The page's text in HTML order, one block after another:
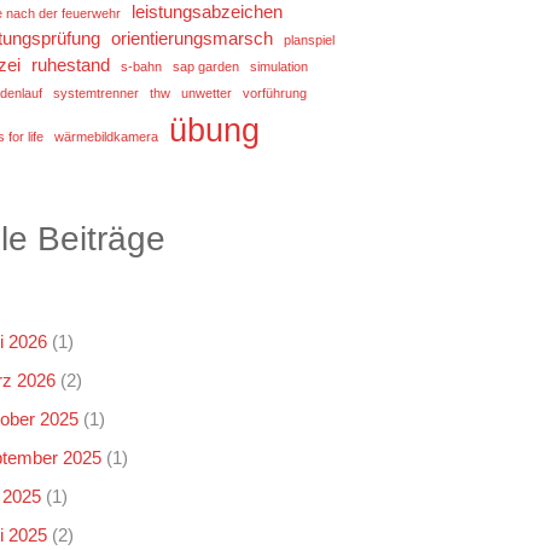
nach der feuerwehr
leistungsabzeichen
orientierungsmarsch planspiel
ruhestand s-bahn sap garden
simulation
systemtrenner thw unwetter vorführung
for life wärmebildkamera übung
Beiträge
2026 (1)
2026 (2)
2025 (1)
2025 (1)
(1)
2025 (2)